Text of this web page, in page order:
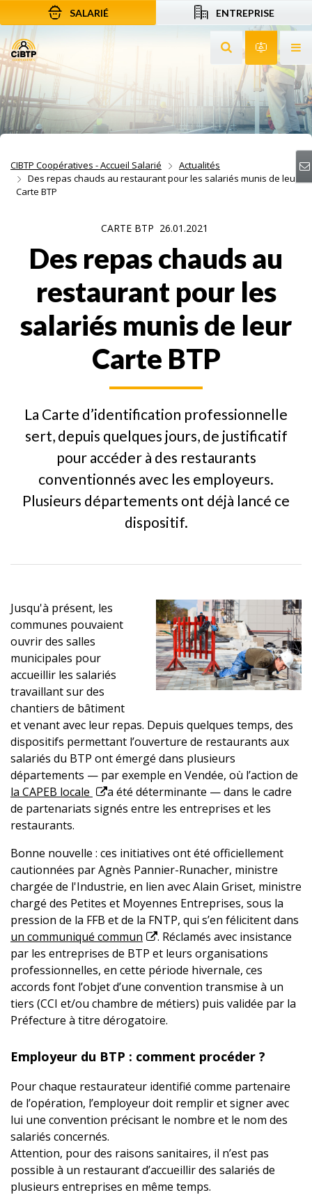
Aller au contenu
Aller à la recherche
Aller à la navigation
SALARIÉ ENTREPRISE
Rechercher sur
CIBTP Coopératives - Accueil Salarié
Actualités
Des repas chauds au restaurant pour les salariés munis de leur
Carte BTP
CARTE BTP 26.01.2021
Des repas chauds au
restaurant pour les
salariés munis de leur
Carte BTP
La Carte d’identification professionnelle
sert, depuis quelques jours, de justificatif
pour accéder à des restaurants
conventionnés avec les employeurs.
Plusieurs départements ont déjà lancé ce
dispositif.
Jusqu'à présent, les
communes pouvaient
ouvrir des salles
municipales pour
accueillir les salariés
travaillant sur des
chantiers de bâtiment
et venant avec leur repas. Depuis quelques temps, des
dispositifs permettant l’ouverture de restaurants aux
salariés du BTP ont émergé dans plusieurs
départements — par exemple en Vendée, où l’action de
la CAPEB locale
a été déterminante — dans le cadre
de partenariats signés entre les entreprises et les
restaurants.
Bonne nouvelle : ces initiatives ont été officiellement
cautionnées par Agnès Pannier-Runacher, ministre
chargée de l'Industrie, en lien avec Alain Griset, ministre
chargé des Petites et Moyennes Entreprises, sous la
pression de la FFB et de la FNTP, qui s’en félicitent dans
un communiqué commun
. Réclamés avec insistance
par les entreprises de BTP et leurs organisations
professionnelles, en cette période hivernale, ces
accords font l’objet d’une convention transmise à un
tiers (CCI et/ou chambre de métiers) puis validée par la
Préfecture à titre dérogatoire.
Employeur du BTP : comment procéder ?
Pour chaque restaurateur identifié comme partenaire
de l’opération, l’employeur doit remplir et signer avec
lui une convention précisant le nombre et le nom des
salariés concernés.
Attention, pour des raisons sanitaires, il n’est pas
possible à un restaurant d’accueillir des salariés de
plusieurs entreprises en même temps.